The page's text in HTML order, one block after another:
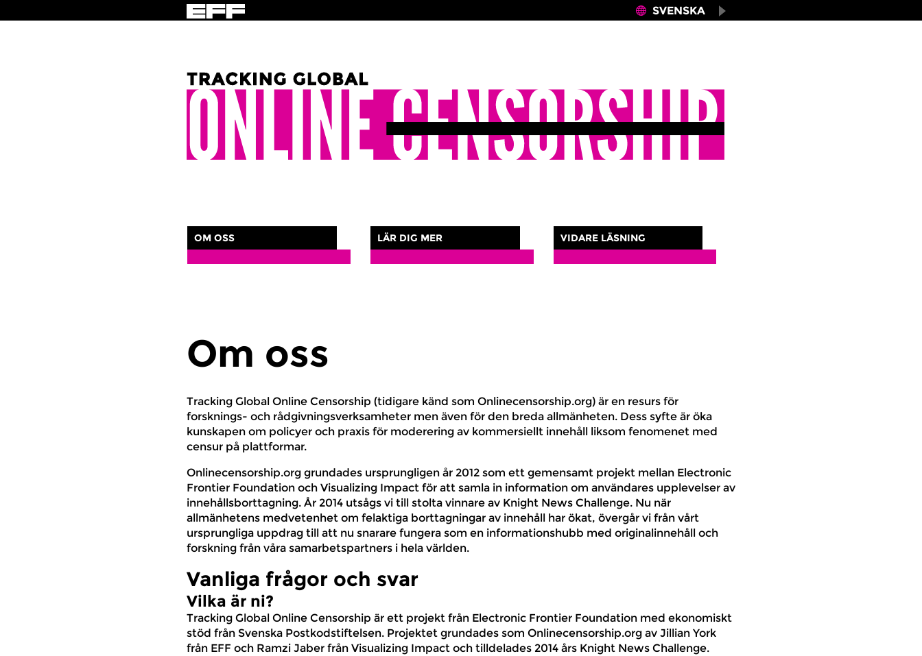
×
SVENSKA
OM OSS LÄR DIG MER VIDARE LÄSNING
Om oss
Tracking Global Online Censorship (tidigare känd som Onlinecensorship.org) är en resurs för
forsknings- och rådgivningsverksamheter men även för den breda allmänheten. Dess syfte är öka
kunskapen om policyer och praxis för moderering av kommersiellt innehåll liksom fenomenet med
censur på plattformar.
Onlinecensorship.org grundades ursprungligen år 2012 som ett gemensamt projekt mellan Electronic
Frontier Foundation och Visualizing Impact för att samla in information om användares upplevelser av
innehållsborttagning. År 2014 utsågs vi till stolta vinnare av Knight News Challenge. Nu när
allmänhetens medvetenhet om felaktiga borttagningar av innehåll har ökat, övergår vi från vårt
ursprungliga uppdrag till att nu snarare fungera som en informationshubb med originalinnehåll och
forskning från våra samarbetspartners i hela världen.
Vanliga frågor och svar
Vilka är ni?
Tracking Global Online Censorship är ett projekt från Electronic Frontier Foundation med ekonomiskt
stöd från Svenska Postkodstiftelsen. Projektet grundades som Onlinecensorship.org av Jillian York
från EFF och Ramzi Jaber från Visualizing Impact och tilldelades 2014 års Knight News Challenge.